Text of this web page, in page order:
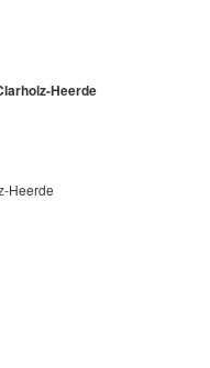
Heerde
Heerde